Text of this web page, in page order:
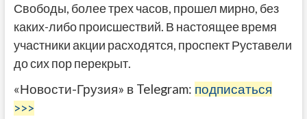
Свободы, более трех часов, прошел мирно, без
каких-либо происшествий. В настоящее время
участники акции расходятся, проспект Руставели
до сих пор перекрыт.
«Новости-Грузия» в Telegram: подписаться
>>>